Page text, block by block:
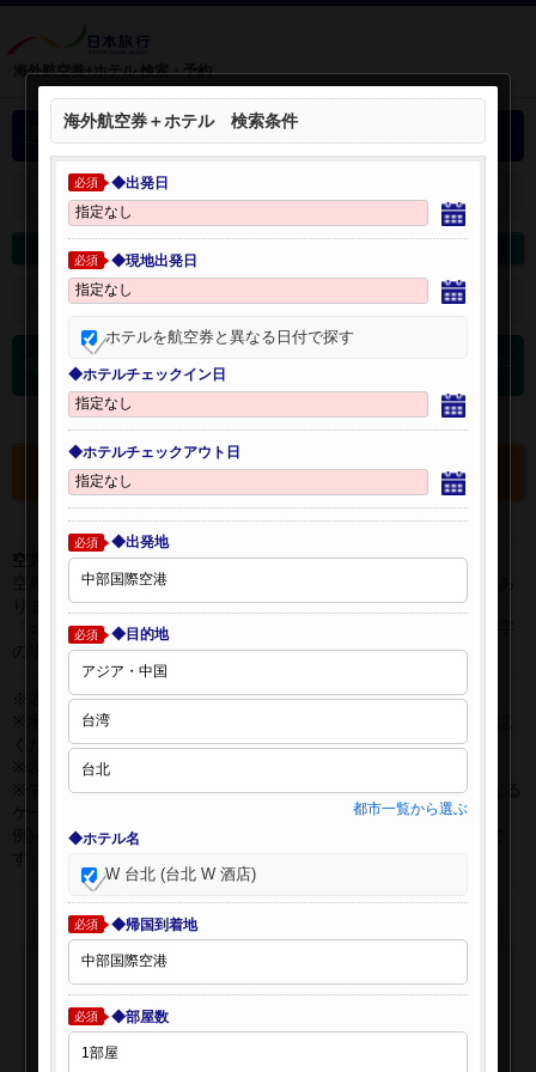
海外航空券+ホテル 検索・予約
選択中の海外航空券+ホテル
選択中の航空券・ホテルを開く：
海外航空券を変更
検索条件を開く：
海外航空券 検索結果
選択中の航空券・ホテルを確認する
空席表示について：
空席状況は常に変更しますので、現在の空席を保証するものではあ
りません。
「○」は過去24時間以内に十分な空席が確認できた商品です。 数字
の場合は、現時点で座席数が少ない商品です。
※表示金額はオンライン予約時の金額です。
※座席クラスはご利用区間毎に異なる場合があります。必ずご確認
ください。
※表示時間はすべて現地時間・24時間表示です。
※午前0時以降に出発する深夜便について、搭乗日をお間違えになる
例)4月8日00：30出発の場合、搭乗手続きは4月7日22:30が目安で
海外航空券＋ホテル 検索条件
必須 ◆出発日
必須 ◆現地出発日
ホテルを航空券と異なる日付で探す
◆ホテルチェックイン日
◆ホテルチェックアウト日
必須 ◆出発地
必須 ◆目的地
都市一覧から選ぶ
◆ホテル名
W 台北 (台北 W 酒店)
必須 ◆帰国到着地
必須 ◆部屋数